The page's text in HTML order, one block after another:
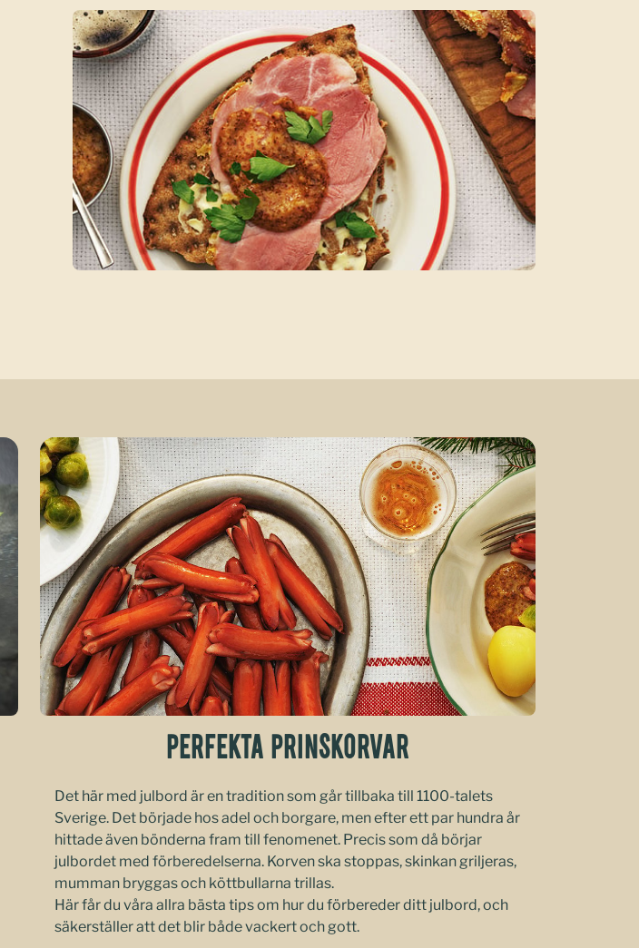
PERFEKTA PRINSKORVAR
Det här med julbord är en tradition som går tillbaka till 1100-talets
Sverige. Det började hos adel och borgare, men efter ett par hundra år
hittade även bönderna fram till fenomenet. Precis som då börjar
julbordet med förberedelserna. Korven ska stoppas, skinkan griljeras,
mumman bryggas och köttbullarna trillas.
Här får du våra allra bästa tips om hur du förbereder ditt julbord, och
säkerställer att det blir både vackert och gott.